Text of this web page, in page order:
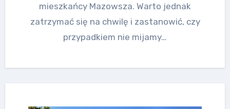
mieszkańcy Mazowsza. Warto jednak
zatrzymać się na chwilę i zastanowić, czy
przypadkiem nie mijamy…